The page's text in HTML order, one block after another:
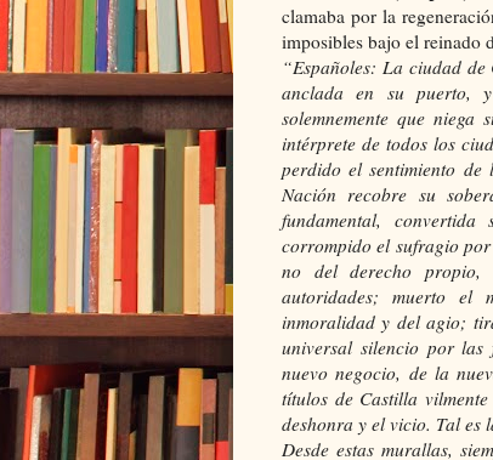
clamaba por la
imposibles bajo el reinado
“Españoles: La ciudad
anclada en su puerto,
solemnemente que
intérprete de todos los
perdido el sentimiento
Nación recobre su
fundamental,
corrompido el sufragio
no del derecho propio,
autoridades; muerto el
inmoralidad y del agio;
universal silencio por las
nuevo negocio, de la
títulos de Castilla
deshonra y el vicio. Tal es
Desde estas murallas,